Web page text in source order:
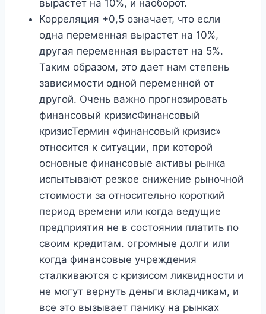
вырастет на 10%, и наоборот.
Корреляция +0,5 означает, что если
одна переменная вырастет на 10%,
другая переменная вырастет на 5%.
Таким образом, это дает нам степень
зависимости одной переменной от
другой. Очень важно прогнозировать
финансовый кризисФинансовый
кризисТермин «финансовый кризис»
относится к ситуации, при которой
основные финансовые активы рынка
испытывают резкое снижение рыночной
стоимости за относительно короткий
период времени или когда ведущие
предприятия не в состоянии платить по
своим кредитам. огромные долги или
когда финансовые учреждения
сталкиваются с кризисом ликвидности и
не могут вернуть деньги вкладчикам, и
все это вызывает панику на рынках